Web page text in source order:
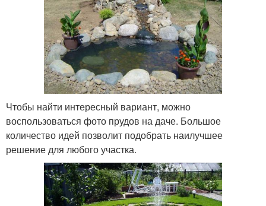
Чтобы найти интересный вариант, можно
воспользоваться фото прудов на даче. Большое
количество идей позволит подобрать наилучшее
решение для любого участка.